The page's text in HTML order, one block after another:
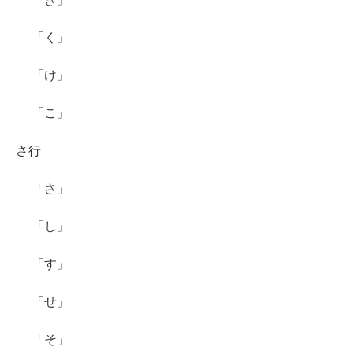
「く」
「け」
「こ」
さ行
「さ」
「し」
「す」
「せ」
「そ」